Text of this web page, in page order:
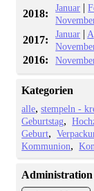
2018: Januar |
2017: Januar |
2016:
Kategorien
alle stempeln -
Geburtstag
Geburt
Kommunion
Administration